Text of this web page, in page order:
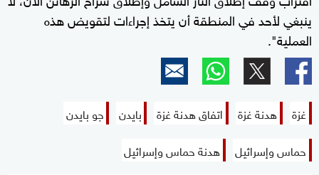
ينبغي لأحد في المنطقة أن يتخذ إجراءات لتقويض هذه
العملية".
غزة هدنة غزة اتفاق هدنة غزة بايدن
جو بايدن
حماس وإسرائيل
هدنة حماس وإسرائيل